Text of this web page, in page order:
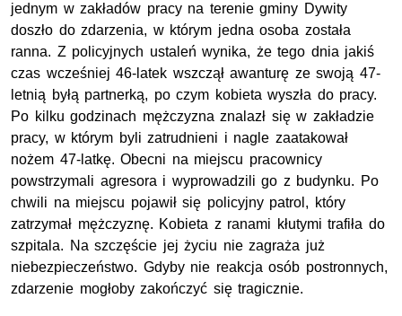
jednym w zakładów pracy na terenie gminy Dywity
doszło do zdarzenia, w którym jedna osoba została
ranna. Z policyjnych ustaleń wynika, że tego dnia jakiś
czas wcześniej 46-latek wszczął awanturę ze swoją 47-
letnią byłą partnerką, po czym kobieta wyszła do pracy.
Po kilku godzinach mężczyzna znalazł się w zakładzie
pracy, w którym byli zatrudnieni i nagle zaatakował
nożem 47-latkę. Obecni na miejscu pracownicy
powstrzymali agresora i wyprowadzili go z budynku. Po
chwili na miejscu pojawił się policyjny patrol, który
zatrzymał mężczyznę. Kobieta z ranami kłutymi trafiła do
szpitala. Na szczęście jej życiu nie zagraża już
niebezpieczeństwo. Gdyby nie reakcja osób postronnych,
zdarzenie mogłoby zakończyć się tragicznie.